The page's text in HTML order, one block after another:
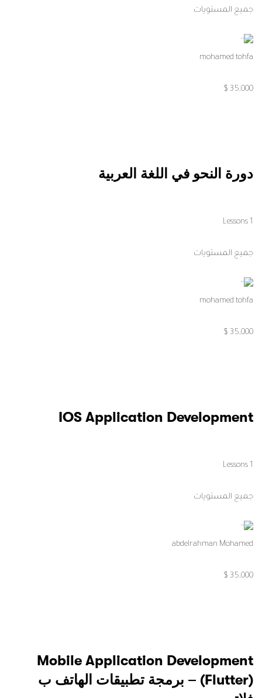
جميع المستويات
mohamed tohfa
35,000 $
دورة النحو في اللغة العربية
1 Lessons
جميع المستويات
mohamed tohfa
35,000 $
IOS Application Development
1 Lessons
جميع المستويات
abdelrahman Mohamed
35,000 $
Mobile Application Development
(Flutter) – برمجة تطبيقات الهاتف ب